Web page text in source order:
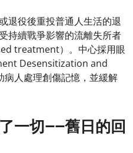
退役後重投普通人生活的退
持續戰爭影響的流離失所者
treatment）。中心採用眼
Desensitization and
人處理創傷記憶，並緩解
一切——舊日的回